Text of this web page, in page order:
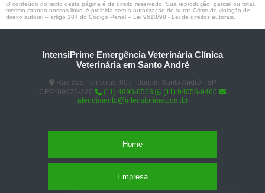
O conteúdo do texto desta página é de direito reservado. Sua reprodução, parcial ou total,
mesmo citando nossos links, é proibida sem a autorização do autor. Crime de violação de
direito autoral – artigo 184 do Código Penal – Lei 9610/98 - Lei de direitos autorais
IntensiPrime Emergência Veterinária Clínica
Veterinária em Santo André
Rua das Paineiras, 607 - Jardim Santo André - SP
CEP: 09070-220
(11) 4990-6553
(11) 94056-9460
atendimento@intensiprime.com.br
Home
Empresa